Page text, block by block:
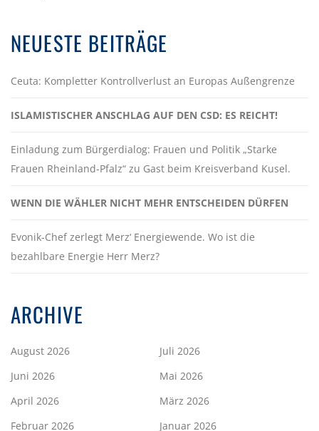
NEUESTE BEITRÄGE
Ceuta: Kompletter Kontrollverlust an Europas Außengrenze
ISLAMISTISCHER ANSCHLAG AUF DEN CSD: ES REICHT!
Einladung zum Bürgerdialog: Frauen und Politik „Starke
Frauen Rheinland-Pfalz“ zu Gast beim Kreisverband Kusel.
WENN DIE WÄHLER NICHT MEHR ENTSCHEIDEN DÜRFEN
Evonik-Chef zerlegt Merz‘ Energiewende. Wo ist die
bezahlbare Energie Herr Merz?
ARCHIVE
August 2026
Juli 2026
Juni 2026
Mai 2026
April 2026
März 2026
Februar 2026
Januar 2026